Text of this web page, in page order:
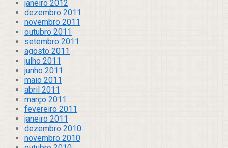
janeiro 2012
dezembro 2011
novembro 2011
outubro 2011
setembro 2011
agosto 2011
julho 2011
junho 2011
maio 2011
abril 2011
março 2011
fevereiro 2011
janeiro 2011
dezembro 2010
novembro 2010